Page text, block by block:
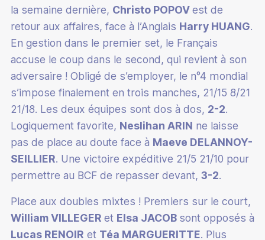
100% Bad
Stop aux violences
Bénévole
la semaine dernière, Christo POPOVest de
retour aux affaires, face à l’Anglais Harry HUANG.
En gestion dans le premier set, le Français
accuse le coup dans le second, qui revient à son
adversaire ! Obligé de s’employer, le n°4 mondial
s’impose finalement en trois manches, 21/15 8/21
21/18. Les deux équipes sont dos à dos, 2-2.
Logiquement favorite, Neslihan ARIN ne laisse
pas de place au doute face à Maeve DELANNOY-
SEILLIER. Une victoire expéditive 21/5 21/10 pour
permettre au BCF de repasser devant, 3-2.
Place aux doubles mixtes ! Premiers sur le court,
William VILLEGER et Elsa JACOB sont opposés à
Lucas RENOIR et Téa MARGUERITTE. Plus